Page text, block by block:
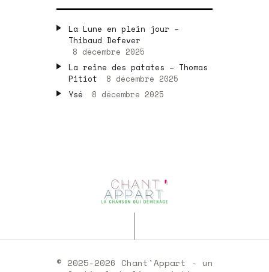
La Lune en plein jour –
Thibaud Defever
8 décembre 2025
La reine des patates – Thomas
Pitiot
8 décembre 2025
Ysé
8 décembre 2025
© 2025-2026 Chant'Appart - un